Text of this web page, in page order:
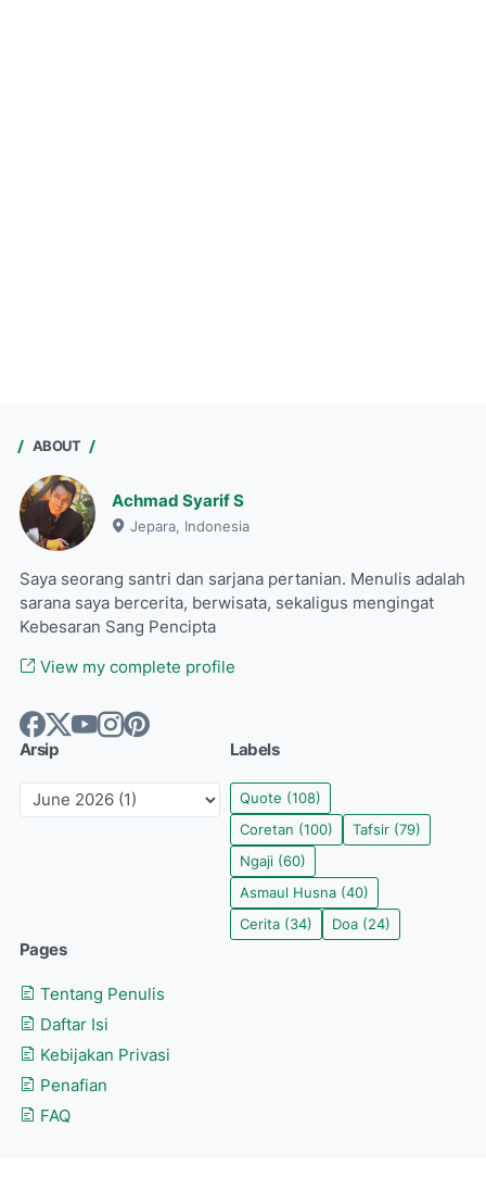
ABOUT
Achmad Syarif S
Jepara, Indonesia
Saya seorang santri dan sarjana pertanian. Menulis adalah
sarana saya bercerita, berwisata, sekaligus mengingat
Kebesaran Sang Pencipta
View my complete profile
Arsip Labels
Quote (108)
Coretan (100) Tafsir (79)
Ngaji (60)
Asmaul Husna (40)
Cerita (34) Doa (24)
Pages
Tentang Penulis
Daftar Isi
Kebijakan Privasi
Penafian
FAQ